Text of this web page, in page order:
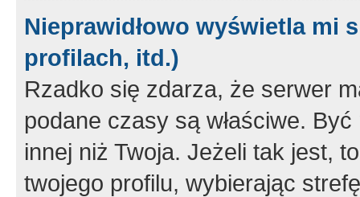
Nieprawidłowo wyświetla mi
profilach, itd.)
Rzadko się zdarza, że serwer
podane czasy są właściwe.
innej niż Twoja. Jeżeli tak jest,
twojego profilu, wybierając